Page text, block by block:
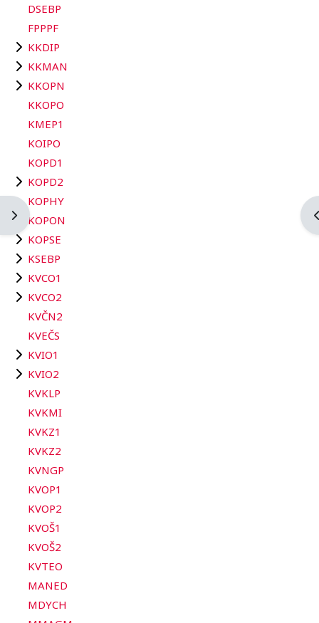
Ouvrir le tiroir des blocs
DSEBP
FPPPF
KKDIP
KKMAN
KKOPN
KKOPO
KMEP1
KOIPO
KOPD1
KOPD2
KOPHY
KOPON
KOPSE
KSEBP
KVCO1
KVCO2
KVČN2
KVEČS
KVIO1
KVIO2
KVKLP
KVKMI
KVKZ1
KVKZ2
KVNGP
KVOP1
KVOP2
KVOŠ1
KVOŠ2
KVTEO
MANED
MDYCH